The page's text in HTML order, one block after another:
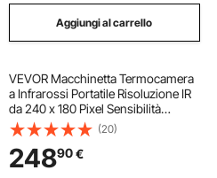
Aggiungi al carrello
VEVOR Macchinetta Termocamera
a Infrarossi Portatile Risoluzione IR
da 240 x 180 Pixel Sensibilità
Termica 40 mK, Termocamera
Corporea Infrarossi Portatile con
Scheda SD 16 GB Temperatura
-20℃ a 350℃
(20)
24890€